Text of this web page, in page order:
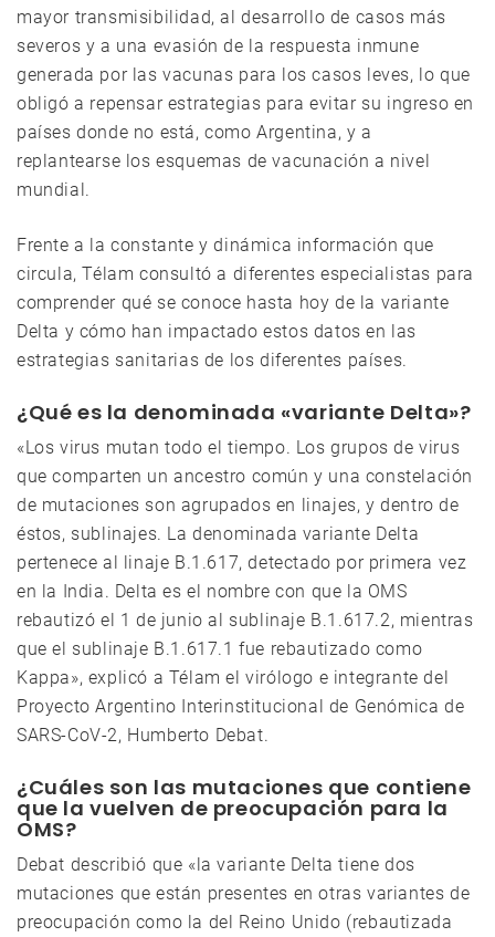
mayor transmisibilidad, al desarrollo de casos más
severos y a una evasión de la respuesta inmune
generada por las vacunas para los casos leves, lo que
obligó a repensar estrategias para evitar su ingreso en
países donde no está, como Argentina, y a
replantearse los esquemas de vacunación a nivel
mundial.
Frente a la constante y dinámica información que
circula, Télam consultó a diferentes especialistas para
comprender qué se conoce hasta hoy de la variante
Delta y cómo han impactado estos datos en las
estrategias sanitarias de los diferentes países.
¿Qué es la denominada «variante Delta»?
«Los virus mutan todo el tiempo. Los grupos de virus
que comparten un ancestro común y una constelación
de mutaciones son agrupados en linajes, y dentro de
éstos, sublinajes. La denominada variante Delta
pertenece al linaje B.1.617, detectado por primera vez
en la India. Delta es el nombre con que la OMS
rebautizó el 1 de junio al sublinaje B.1.617.2, mientras
que el sublinaje B.1.617.1 fue rebautizado como
Kappa», explicó a Télam el virólogo e integrante del
Proyecto Argentino Interinstitucional de Genómica de
SARS-CoV-2, Humberto Debat.
¿Cuáles son las mutaciones que contiene
que la vuelven de preocupación para la
OMS?
Debat describió que «la variante Delta tiene dos
mutaciones que están presentes en otras variantes de
preocupación como la del Reino Unido (rebautizada